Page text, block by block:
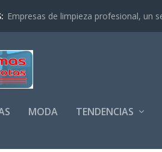
Empresas de limpieza profesional, un
MODA TENDENCIAS